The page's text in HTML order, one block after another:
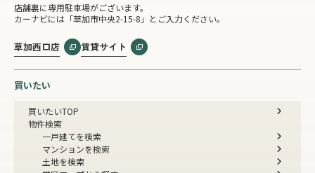
店舗裏に専用駐車場がございます。
カーナビには「草加市中央2-15-8」とご入力ください。
草加西口店 賃貸サイト
買いたい
買いたいTOP
物件検索
一戸建てを検索
マンションを検索
土地を検索